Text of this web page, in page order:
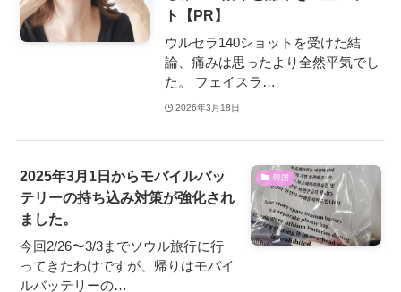
ト【PR】
ウルセラ140ショットを受けた結
論、痛みは思ったより全然平気でし
た。 フェイスラ…
2026年3月18日
韓国
2025年3月1日からモバイルバッ
テリーの持ち込み対策が強化され
ました。
今回2/26〜3/3までソウル旅行に行
ってきたわけですが、帰りはモバイ
ルバッテリーの…